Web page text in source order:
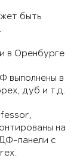
быть
в Оренбурге
выполнены в
дуб и т.д.
на
панели с